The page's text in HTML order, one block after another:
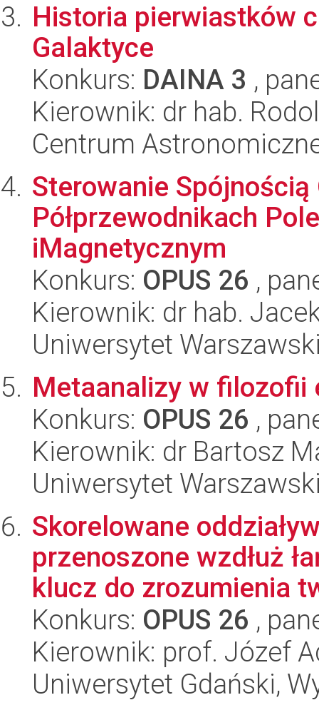
Historia pierwiastków
Galaktyce
Konkurs: DAINA 3 ,
Kierownik: dr hab.
Centrum
Sterowanie
Półprzewodnikach
iMagnetycznym
Konkurs: OPUS 26 ,
Kierownik: dr hab.
Uniwersytet
Metaanalizy w filozofii
Konkurs: OPUS 26 ,
Kierownik: dr Bartosz
Uniwersytet
Skorelowane
przenoszone wzdłuż
klucz do zrozumienia
Konkurs: OPUS 26 ,
Kierownik: prof. Józef
Uniwersytet Gdański,